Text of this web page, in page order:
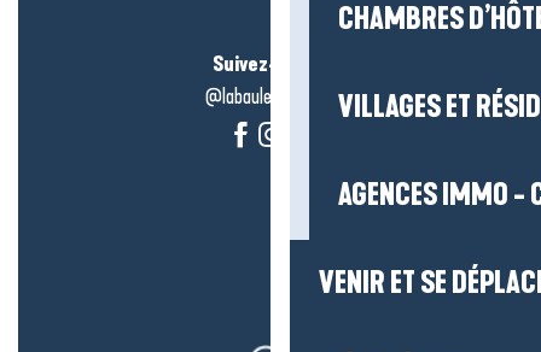
CHAMBRES
VILLAGES ET
AGENCES IMMO -
VENIR ET SE
Suivez-nous !
@labauleguérande